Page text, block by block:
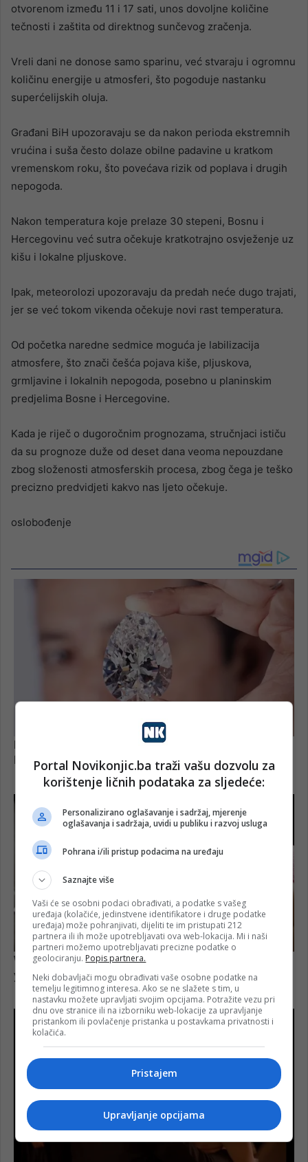
otvorenom između 11 i 17 sati, unos dovoljne količine
tečnosti i zaštita od direktnog sunčevog zračenja.
Vreli dani ne donose samo sparinu, već stvaraju i ogromnu
količinu energije u atmosferi, što pogoduje nastanku
superćelijskih oluja.
Građani BiH upozoravaju se da nakon perioda ekstremnih
vrućina i suša često dolaze obilne padavine u kratkom
vremenskom roku, što povećava rizik od poplava i drugih
nepogoda.
Nakon temperatura koje prelaze 30 stepeni, Bosnu i
Hercegovinu već sutra očekuje kratkotrajno osvježenje uz
kišu i lokalne pljuskove.
Ipak, meteorolozi upozoravaju da predah neće dugo trajati,
jer se već tokom vikenda očekuje novi rast temperatura.
Od početka naredne sedmice moguća je labilizacija
atmosfere, što znači češća pojava kiše, pljuskova,
grmljavine i lokalnih nepogoda, posebno u planinskim
predjelima Bosne i Hercegovine.
Kada je riječ o dugoročnim prognozama, stručnjaci ističu
da su prognoze duže od deset dana veoma nepouzdane
zbog složenosti atmosferskih procesa, zbog čega je teško
precizno predvidjeti kakvo nas ljeto očekuje.
oslobođenje
Portal Novikonjic.ba traži vašu dozvolu za
korištenje ličnih podataka za sljedeće:
Personalizirano oglašavanje i sadržaj, mjerenje
oglašavanja i sadržaja, uvidi u publiku i razvoj usluga
Pohrana i/ili pristup podacima na uređaju
Saznajte više
Vaši će se osobni podaci obrađivati, a podatke s vašeg
uređaja (kolačiće, jedinstvene identifikatore i druge podatke
uređaja) može pohranjivati, dijeliti te im pristupati 212
partnera ili ih može upotrebljavati ova web-lokacija. Mi i naši
partneri možemo upotrebljavati precizne podatke o
geolociranju. Popis partnera.
Neki dobavljači mogu obrađivati vaše osobne podatke na
temelju legitimnog interesa. Ako se ne slažete s tim, u
nastavku možete upravljati svojim opcijama. Potražite vezu pri
dnu ove stranice ili na izborniku web-lokacije za upravljanje
pristankom ili povlačenje pristanka u postavkama privatnosti i
kolačića.
Pristajem
Upravljanje opcijama